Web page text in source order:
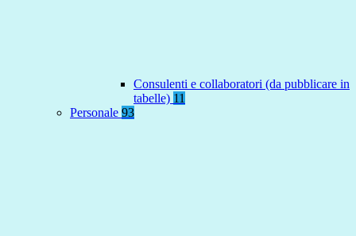
Consulenti e collaboratori (da pubblicare in
tabelle) 11
Personale 93